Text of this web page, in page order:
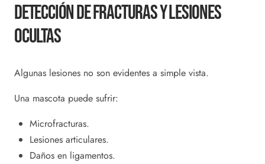
Detección De Fracturas Y Lesiones
Ocultas
Algunas lesiones no son evidentes a simple vista.
Una mascota puede sufrir:
Microfracturas.
Lesiones articulares.
Daños en ligamentos.